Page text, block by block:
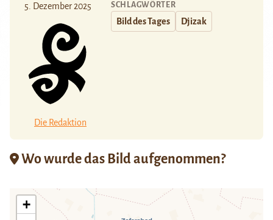
5. Dezember 2025
Die Redaktion
SCHLAGWÖRTER
Bild des Tages Djizak
Wo wurde das Bild aufgenommen?
+